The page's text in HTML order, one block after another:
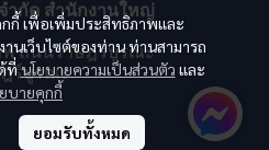
กกี้ เพื่อเพิ่มประสิทธิภาพและ
นเว็บไซต์ของท่าน ท่านสามารถ
ที่นโยบายความเป็นส่วนตัว และ
บายคุกกี้
ยอมรับทั้งหมด
ำกัด สำนักงานใหญ่
ฟ์ ถนนราษฎร์บูรณะ
ฎร์บูรณะ